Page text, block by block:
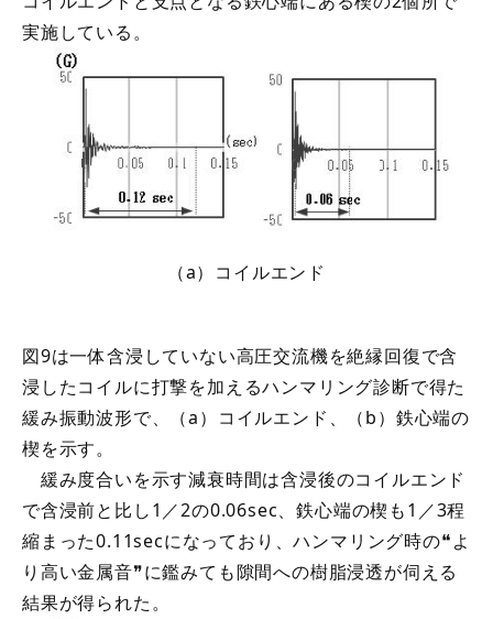
実施している。
（a）コイルエンド
図9は一体含浸していない高圧交流機を絶縁回復で含
浸したコイルに打撃を加えるハンマリング診断で得た
緩み振動波形で、（a）コイルエンド、（b）鉄心端の
楔を示す。
緩み度合いを示す減衰時間は含浸後のコイルエンド
で含浸前と比し1／2の0.06sec、鉄心端の楔も1／3程
縮まった0.11secになっており、ハンマリング時の❝よ
り高い金属音❞に鑑みても隙間への樹脂浸透が伺える
結果が得られた。